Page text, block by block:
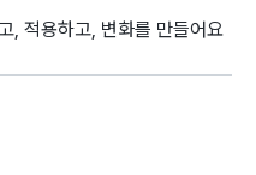
, 적용하고, 변화를 만들어요